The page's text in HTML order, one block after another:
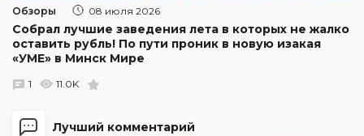
Лучший комментарий
Обзоры 08 июля 2026
Собрал лучшие заведения лета в которых не жалко
оставить рубль! По пути проник в новую изакая
«УМЕ» в Минск Мире
1 11.0K